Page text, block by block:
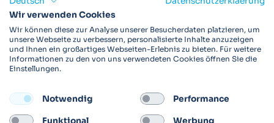
Vitalograph ist ein internationaler Hersteller von Spirometern,
EKGs und Bakterien-Viren-Filtern zur sicheren
Lungenfunktionsdiagnostik. Darüber hinaus sind wir weltweit
als Technologie- und Service-Provider für klinische
FOLLOW
Wir verwenden Cookies
Wir können diese zur Analyse unserer Besucherdaten platzieren, um
unsere Webseite zu verbessern, personalisierte Inhalte anzuzeigen
und Ihnen ein großartiges Webseiten-Erlebnis zu bieten. Für weitere
Informationen zu den von uns verwendeten Cookies öffnen Sie die
Einstellungen.
Notwendig Performance
Funktional Werbung